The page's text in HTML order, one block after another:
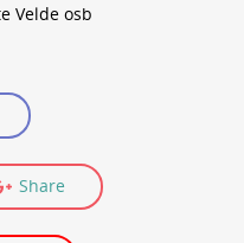
Velde osb
Share